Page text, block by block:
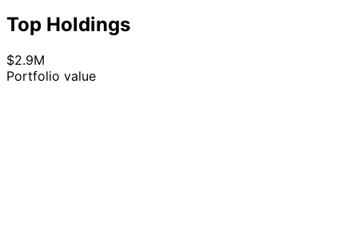
Top Holdings
$2.9M
Portfolio value